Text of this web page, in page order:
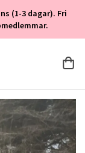
(1-3 dagar). Fri